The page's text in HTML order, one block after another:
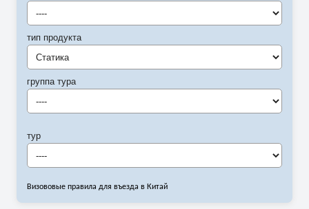
----
тип продукта
Статика
группа тура
----
тур
----
Визововые правила для въезда в Китай